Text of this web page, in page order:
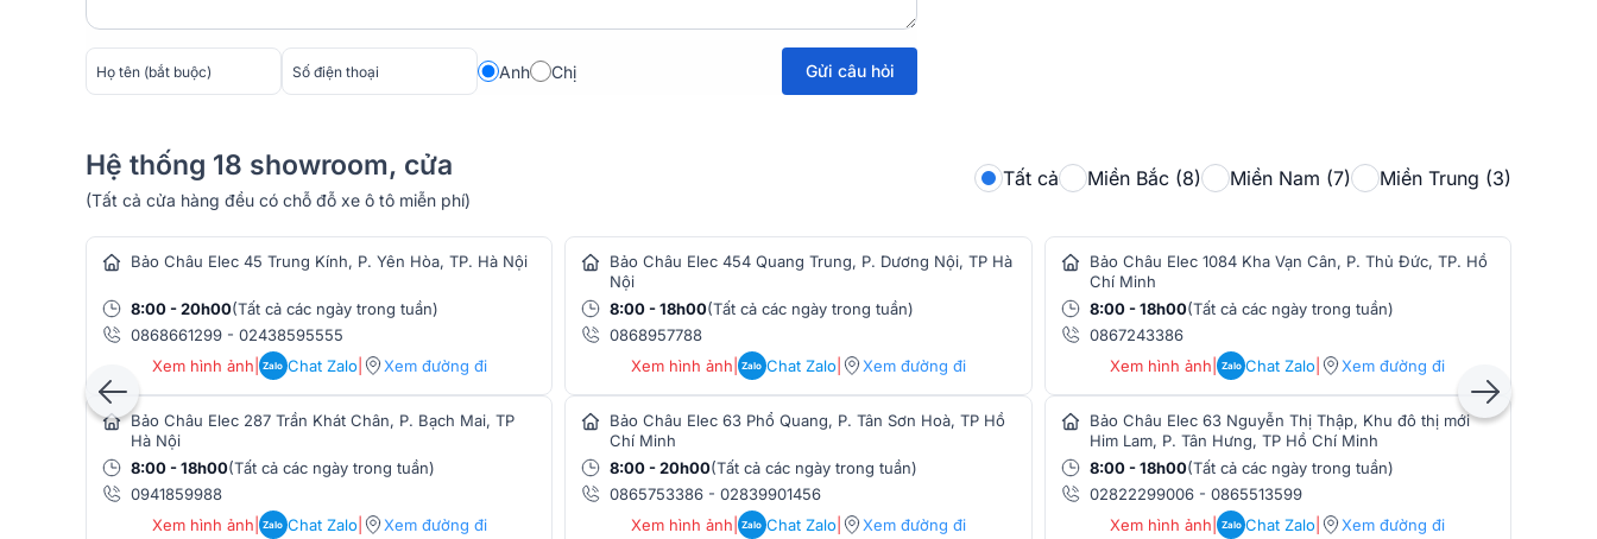
Đặc điểm chi tiết Combo Đèn Ánh Sáng KTV, Bar, Pub, Lounge 10
Đèn laze mành 8 mắt ZD-800A được sử dụng phổ biến tại các quán bar, sự kiện sân khấu ngoài
diễn, concert, và sự kiện âm nhạc, tạo thêm không gian sôi động và lôi cuốn cho khách hàng.
Đèn beam moving head Elf 100B nổi bật với khả năng tạo ra các tia sáng mạnh, tập trung và
chuyển động linh hoạt, giúp tạo ra các hiệu ứng ánh sáng phong phú và đa dạng, từ đó làm tăng
thêm tính hấp dẫn và chuyên nghiệp cho bất kỳ sự kiện nào.
Đèn Par LED ZD-P005 nổi bật với các ưu điểm tiêu thụ điện năng thấp, tuổi thọ cao, khả năng
thay đổi màu sắc linh hoạt và dễ dàng điều chỉnh góc chiếu sáng. Điều này làm cho đèn Par LED
trở thành lựa chọn phổ biến cho các nhu cầu chiếu sáng và tạo hiệu ứng ánh sáng trong nhiều
bối cảnh khác nhau.
Đèn Moving 4 mắt Elf 4040Z là loại đèn sân khấu có bốn đèn nhỏ tích hợp trong một thiết bị và
Anh Chị Gửi câu hỏi
Hệ thống 18 showroom, cửa
hàng âm thanh
(Tất cả cửa hàng đều có chỗ đỗ xe ô tô miễn phí)
Tất cả Miền Bắc (8) Miền Nam (7) Miền Trung (3)
Bảo Châu Elec 45 Trung Kính, P. Yên Hòa, TP. Hà Nội
8:00 - 20h00(Tất cả các ngày trong tuần)
0868661299 - 02438595555
Xem hình ảnh
Zalo Chat Zalo| Xem đường đi
Bảo Châu Elec 287 Trần Khát Chân, P. Bạch Mai, TP
Hà Nội
8:00 - 18h00(Tất cả các ngày trong tuần)
0941859988
Xem hình ảnh
Zalo Chat Zalo| Xem đường đi
Bảo Châu Elec 454 Quang Trung, P. Dương Nội, TP Hà
Nội
8:00 - 18h00(Tất cả các ngày trong tuần)
0868957788
Xem hình ảnh
Zalo Chat Zalo| Xem đường đi
Bảo Châu Elec 63 Phổ Quang, P. Tân Sơn Hoà, TP Hồ
Chí Minh
8:00 - 20h00(Tất cả các ngày trong tuần)
0865753386 -02839901456
Xem hình ảnh
Zalo Chat Zalo| Xem đường đi
Bảo Châu Elec 1084 Kha Vạn Cân, P. Thủ Đức, TP. Hồ
Chí Minh
8:00 - 18h00(Tất cả các ngày trong tuần)
0867243386
Xem hình ảnh | Zalo Chat Zalo Xem đường đi
Bảo Châu Elec 63 Nguyễn Thị Thập, Khu đô thị mới
Him Lam, P. Tân Hưng, TP Hồ Chí Minh
8:00 - 18h00(Tất cả các ngày trong tuần)
02822299006- 0865513599
Xem hình ảnh | Zalo Chat Zalo Xem đường đi